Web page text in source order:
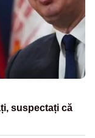
suspectați că